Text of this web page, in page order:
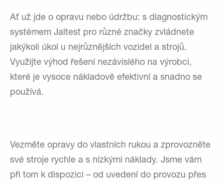
Ať už jde o opravu nebo údržbu: s diagnostickým
systémem Jaltest pro různé značky zvládnete
jakýkoli úkol u nejrůznějších vozidel a strojů.
Využijte výhod řešení nezávislého na výrobci,
které je vysoce nákladově efektivní a snadno se
používá.
Vezměte opravy do vlastních rukou a zprovozněte
své stroje rychle a s nízkými náklady. Jsme vám
při tom k dispozici – od uvedení do provozu přes